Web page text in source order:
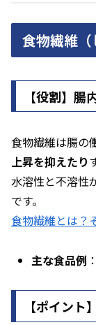
食物繊維（
【役割】腸
食物繊維は腸の
上昇を抑えたり
水溶性と不溶性
です。
食物繊維とは？
主な食品例
【ポイント】